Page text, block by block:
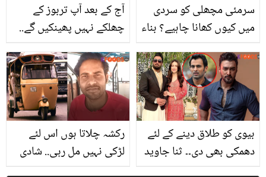
آج کے بعد آپ تربوز کے
چھلکے نہیں پھینکیں گے..
فائدے جو زندگی بدل دیں!
جانیں استعمال کا طریقہ
سرمئی مچھلی کو سردی
میں کیوں کھانا چاہیے؟ بناء
سر اور گوشت میں چھپے
وہ خاص فائدے جو ہر عام
انسان کو معلوم ہونے
چاہیئیں
رکشہ چلاتا ہوں اس لئے
لڑکی نہیں مل رہی.. شادی
بیوی کو طلاق دینے کے لئے
دھمکی بھی دی۔۔ ثنا جاوید